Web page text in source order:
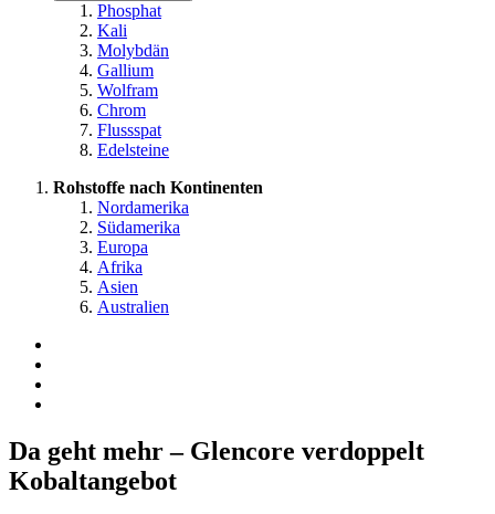
Phosphat
Kali
Molybdän
Gallium
Wolfram
Chrom
Flussspat
Edelsteine
Rohstoffe nach Kontinenten
Nordamerika
Südamerika
Europa
Afrika
Asien
Australien
Da geht mehr – Glencore verdoppelt
Kobaltangebot